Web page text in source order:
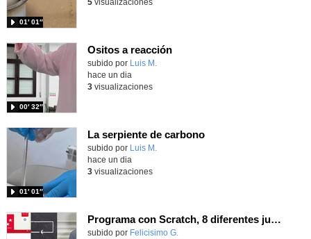
01′ 01″
5visualizaciones
Ositos a reacción
Contenido educativo.
subido por Luis M.
00′ 32″
hace un dia
3visualizaciones
La serpiente de carbono
Contenido educativo.
subido por Luis M.
01′ 01″
hace un dia
3visualizaciones
Programa con Scratch, 8 diferentes juegos para vivir la emoción de los partidos de España en el mundial 2026
Contenido educativo.
subido por Felicisimo G.